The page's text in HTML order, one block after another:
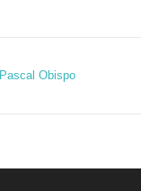
Pascal Obispo